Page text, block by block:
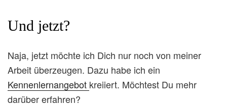
Und jetzt?
Naja, jetzt möchte ich Dich nur noch von meiner
Arbeit überzeugen. Dazu habe ich ein
Kennenlernangebot kreiiert. Möchtest Du mehr
darüber erfahren?